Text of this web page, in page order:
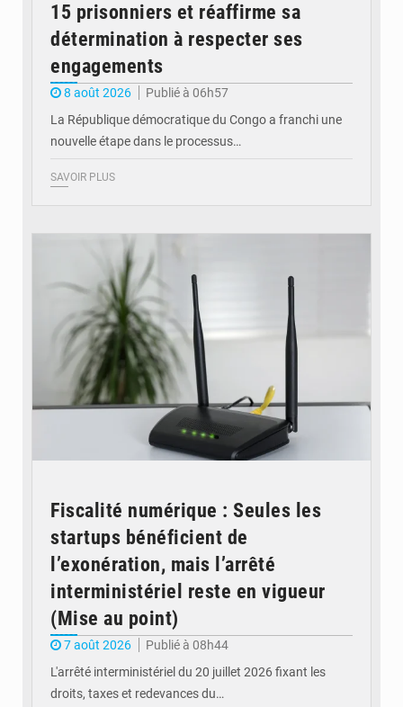
15 prisonniers et réaffirme sa
détermination à respecter ses
engagements
8 août 2026
Publié à 06h57
La République démocratique du Congo a franchi une
nouvelle étape dans le processus…
SAVOIR PLUS
Fiscalité numérique : Seules les
startups bénéficient de
l’exonération, mais l’arrêté
interministériel reste en vigueur
(Mise au point)
7 août 2026
Publié à 08h44
L'arrêté interministériel du 20 juillet 2026 fixant les
droits, taxes et redevances du…